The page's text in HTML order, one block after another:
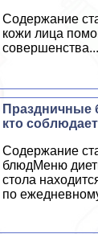
Содержание
кожи лица
совершенства...
Праздничные
кто
Содержание
блюдМеню
стола
по